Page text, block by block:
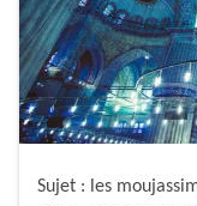
Sujet : les